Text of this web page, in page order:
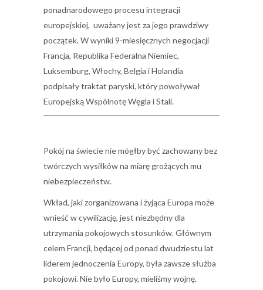
ponadnarodowego procesu integracji
europejskiej, uważany jest za jego prawdziwy
początek. W wyniki 9-miesięcznych negocjacji
Francja, Republika Federalna Niemiec,
Luksemburg, Włochy, Belgia i Holandia
podpisały traktat paryski, który powoływał
Europejską Wspólnotę Węgla i Stali.
Pokój na świecie nie mógłby być zachowany bez
twórczych wysiłków na miarę grożących mu
niebezpieczeństw.
Wkład, jaki zorganizowana i żyjąca Europa może
wnieść w cywilizację, jest niezbędny dla
utrzymania pokojowych stosunków. Głównym
celem Francji, będącej od ponad dwudziestu lat
liderem jednoczenia Europy, była zawsze służba
pokojowi. Nie było Europy, mieliśmy wojnę.